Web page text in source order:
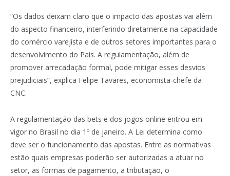
“Os dados deixam claro que o impacto das apostas vai além
do aspecto financeiro, interferindo diretamente na capacidade
do comércio varejista e de outros setores importantes para o
desenvolvimento do País. A regulamentação, além de
promover arrecadação formal, pode mitigar esses desvios
prejudiciais”, explica Felipe Tavares, economista-chefe da
CNC.
A regulamentação das bets e dos jogos online entrou em
vigor no Brasil no dia 1º de janeiro. A Lei determina como
deve ser o funcionamento das apostas. Entre as normativas
estão quais empresas poderão ser autorizadas a atuar no
setor, as formas de pagamento, a tributação, o